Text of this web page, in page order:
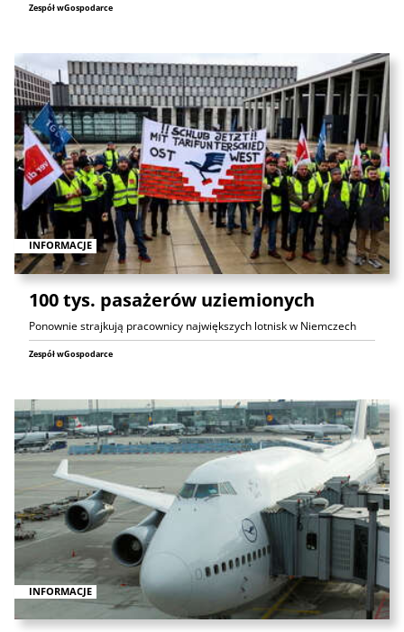
Zespół wGospodarce
INFORMACJE
100 tys. pasażerów uziemionych
Ponownie strajkują pracownicy największych lotnisk w Niemczech
Zespół wGospodarce
INFORMACJE